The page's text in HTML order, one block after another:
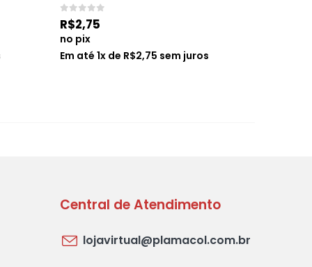
0 de 5
R$2,75
no pix
Em até 1x de R$2,75 sem juros
Central de Atendimento
lojavirtual@plamacol.com.br